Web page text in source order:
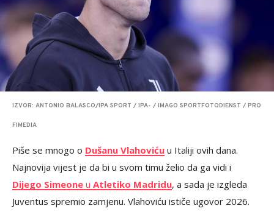
IZVOR: ANTONIO BALASCO/IPA SPORT / IPA- / IMAGO SPORTFOTODIENST / PRO
FIMEDIA
Piše se mnogo o Dušanu Vlahoviću u Italiji ovih dana.
Najnovija vijest je da bi u svom timu želio da ga vidi i
Dijego Simeone u Atletiko Madridu, a sada je izgleda
Juventus spremio zamjenu. Vlahoviću ističe ugovor 2026.